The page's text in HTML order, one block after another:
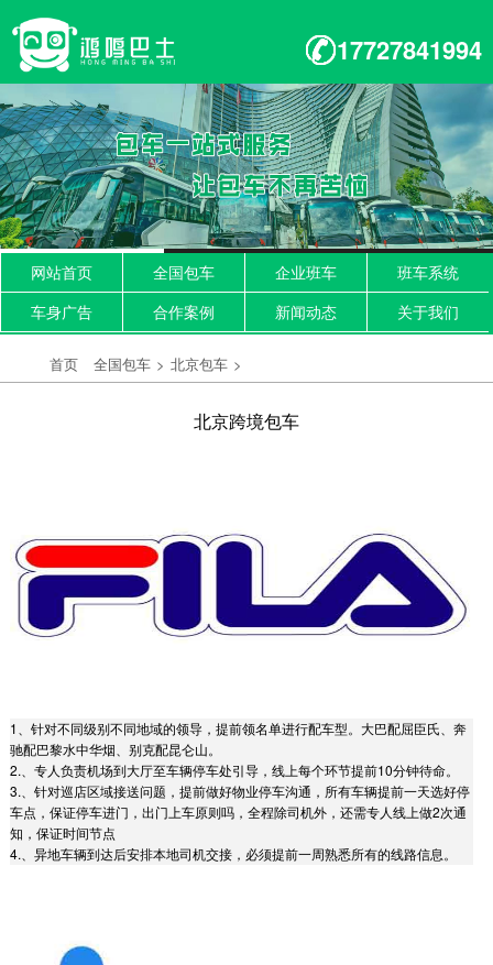
17727841994
网站首页 全国包车 企业班车
班车系统
车身广告
合作案例 新闻动态 关于我们
首页 全国包车 > 北京包车 >
北京跨境包车
1、针对不同级别不同地域的领导，提前领名单进行配车型。大巴配屈臣氏、奔
驰配巴黎水中华烟、别克配昆仑山。
2.、专人负责机场到大厅至车辆停车处引导，线上每个环节提前10分钟待命。
3.、针对巡店区域接送问题，提前做好物业停车沟通，所有车辆提前一天选好停
车点，保证停车进门，出门上车原则吗，全程除司机外，还需专人线上做2次通
知，保证时间节点
4.、异地车辆到达后安排本地司机交接，必须提前一周熟悉所有的线路信息。